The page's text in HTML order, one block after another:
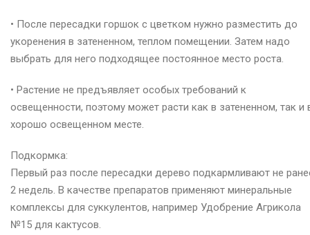
• После пересадки горшок с цветком нужно разместить до
укоренения в затененном, теплом помещении. Затем надо
выбрать для него подходящее постоянное место роста.
• Растение не предъявляет особых требований к
освещенности, поэтому может расти как в затененном, так и
хорошо освещенном месте.
Подкормка:
Первый раз после пересадки дерево подкармливают не
2 недель. В качестве препаратов применяют минеральные
комплексы для суккулентов, например Удобрение Агрикола
№15 для кактусов.